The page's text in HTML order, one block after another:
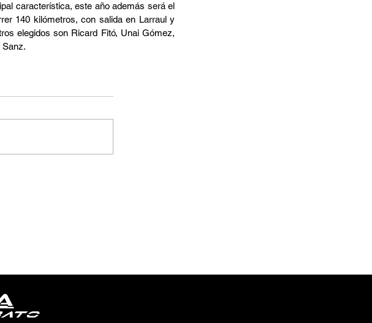
característica, este año además será el
140 kilómetros, con salida en Larraul y
elegidos son Ricard Fitó, Unai Gómez,
Sanz.